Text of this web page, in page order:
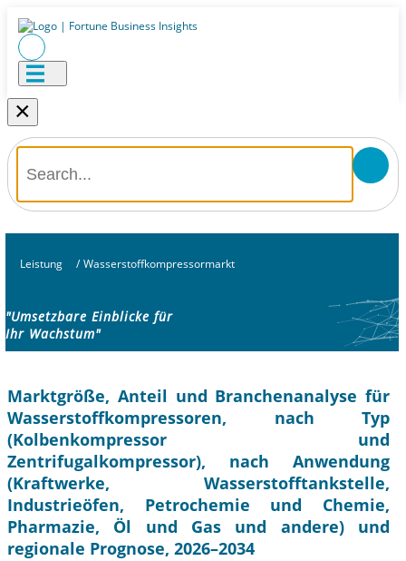
×
Leistung / Wasserstoffkompressormarkt
"Umsetzbare Einblicke für
Ihr Wachstum"
Marktgröße, Anteil und Branchenanalyse für
Wasserstoffkompressoren, nach Typ
(Kolbenkompressor und
Zentrifugalkompressor), nach Anwendung
(Kraftwerke, Wasserstofftankstelle,
Industrieöfen, Petrochemie und Chemie,
Pharmazie, Öl und Gas und andere) und
regionale Prognose, 2026–2034